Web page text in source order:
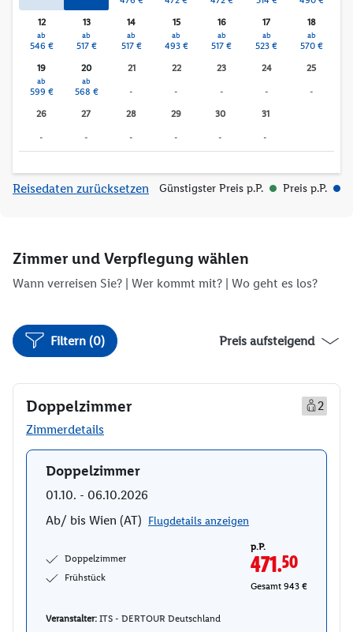
12
ab
546 €
13
ab
517 €
14
ab
517 €
15
ab
493 €
16
ab
517 €
17
ab
523 €
18
ab
570 €
19
ab
599 €
20
ab
568 €
21
-
22
-
23
-
24
-
25
-
26
-
27
-
28
-
29
-
30
-
31
-
Reisedaten zurücksetzen Günstigster Preis p.P. Preis p.P.
Zimmer und Verpflegung wählen
Wann verreisen Sie? | Wer kommt mit? | Wo geht es los?
Filtern (0) Preis aufsteigend
Doppelzimmer
2
Zimmerdetails
Buchen
Doppelzimmer
01.10. - 06.10.2026
Ab/ bis Wien (AT) Flugdetails anzeigen
Doppelzimmer
Frühstück
p.P.
471.50
Gesamt 943 €
Veranstalter: ITS - DERTOUR Deutschland